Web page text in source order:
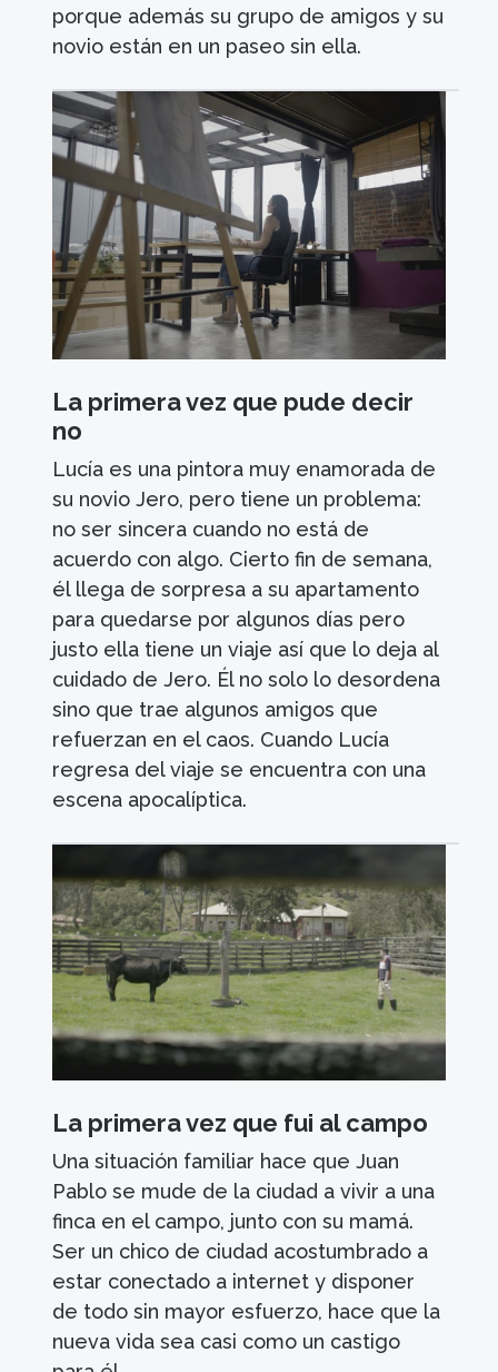
porque además su grupo de amigos y su
novio están en un paseo sin ella.
La primera vez que pude decir
no
Lucía es una pintora muy enamorada de
su novio Jero, pero tiene un problema:
no ser sincera cuando no está de
acuerdo con algo. Cierto fin de semana,
él llega de sorpresa a su apartamento
para quedarse por algunos días pero
justo ella tiene un viaje así que lo deja al
cuidado de Jero. Él no solo lo desordena
sino que trae algunos amigos que
refuerzan en el caos. Cuando Lucía
regresa del viaje se encuentra con una
escena apocalíptica.
La primera vez que fui al campo
Una situación familiar hace que Juan
Pablo se mude de la ciudad a vivir a una
finca en el campo, junto con su mamá.
Ser un chico de ciudad acostumbrado a
estar conectado a internet y disponer
de todo sin mayor esfuerzo, hace que la
nueva vida sea casi como un castigo